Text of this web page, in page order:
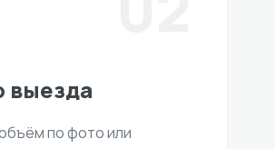
выезда
по фото или